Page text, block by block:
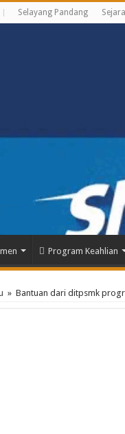
Selayang Pandang
Program Keahlian
» Bantuan dari ditpsmk